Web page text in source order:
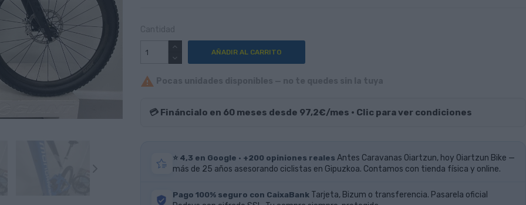
AÑADIR AL CARRITO

💳 Fináncialo en 60 meses desde 97,2€/mes · Clic para ver condiciones
⭐ 4,3 en Google · +200 opiniones reales Antes Caravanas Oiartzun, hoy Oiartzun Bike —
más de 25 años asesorando ciclistas en Gipuzkoa. Contamos con tienda física y online.
Pago 100% seguro con CaixaBank Tarjeta, Bizum o transferencia. Pasarela oficial